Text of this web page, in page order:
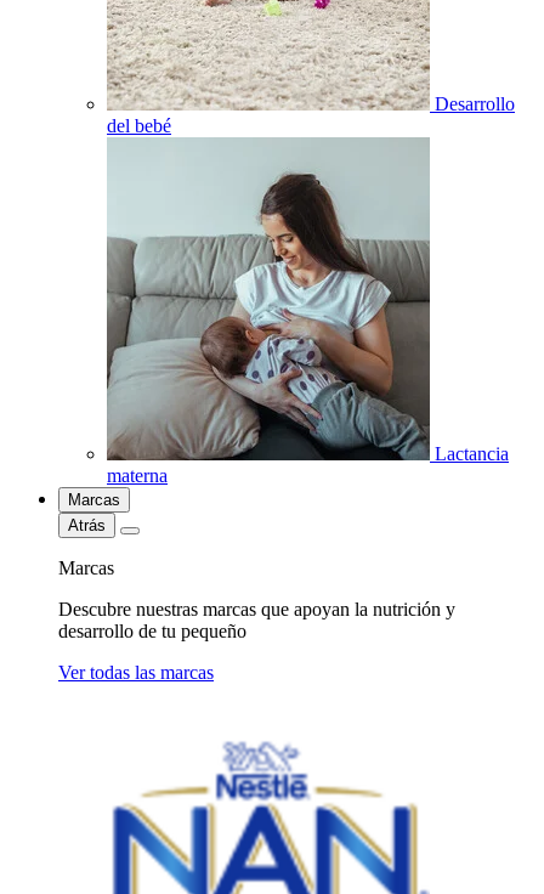
Desarrollo
del bebé
Lactancia
materna
Marcas
Atrás
Marcas
Descubre nuestras marcas que apoyan la nutrición y
desarrollo de tu pequeño
Ver todas las marcas